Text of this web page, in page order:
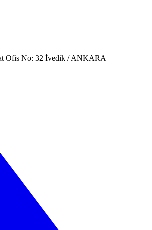
Ofis No: 32 İvedik / ANKARA